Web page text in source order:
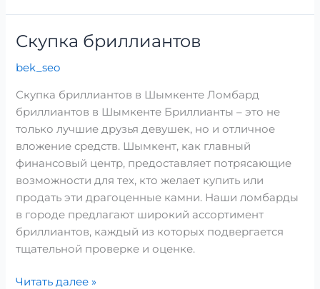
Скупка бриллиантов
bek_seo
Скупка бриллиантов в Шымкенте Ломбард
бриллиантов в Шымкенте Бриллианты – это не
только лучшие друзья девушек, но и отличное
вложение средств. Шымкент, как главный
финансовый центр, предоставляет потрясающие
возможности для тех, кто желает купить или
продать эти драгоценные камни. Наши ломбарды
в городе предлагают широкий ассортимент
бриллиантов, каждый из которых подвергается
тщательной проверке и оценке.
Скупка
Читать далее »